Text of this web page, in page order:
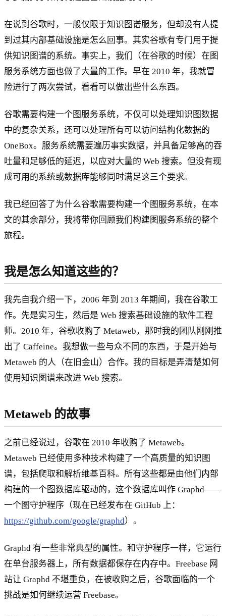
在说到谷歌时，一般仅限于知识图谱服务，但却没有人提
到过其内部基础设施是怎么回事。其实谷歌有专门用于提
供知识图谱的系统。事实上，我们（在谷歌的时候）在图
服务系统方面也做了大量的工作。早在 2010 年，我就冒
险进行了两次尝试，看看可以做出些什么东西。
谷歌需要构建一个图服务系统，不仅可以处理知识图数据
中的复杂关系，还可以处理所有可以访问结构化数据的
OneBox。服务系统需要遍历事实数据，并具备足够高的吞
吐量和足够低的延迟，以应对大量的 Web 搜索。但没有现
成可用的系统或数据库能够同时满足这三个要求。
我已经回答了为什么谷歌需要构建一个图服务系统，在本
文的其余部分，我将带你回顾我们构建图服务系统的整个
旅程。
我是怎么知道这些的？
我先自我介绍一下，2006 年到 2013 年期间，我在谷歌工
作。先是实习生，然后是 Web 搜索基础设施的软件工程
师。2010 年，谷歌收购了 Metaweb，那时我的团队刚刚推
出了 Caffeine。我想做一些与众不同的东西，于是开始与
Metaweb 的人（在旧金山）合作。我的目标是弄清楚如何
使用知识图谱来改进 Web 搜索。
Metaweb 的故事
之前已经说过，谷歌在 2010 年收购了 Metaweb。
Metaweb 已经使用多种技术构建了一个高质量的知识图
谱，包括爬取和解析维基百科。所有这些都是由他们内部
构建的一个图数据库驱动的，这个数据库叫作 Graphd——
一个图守护程序（现在已经发布在 GitHub 上：
https://github.com/google/graphd）。
Graphd 有一些非常典型的属性。和守护程序一样，它运行
在单台服务器上，所有数据都保存在内存中。Freebase 网
站让 Graphd 不堪重负，在被收购之后，谷歌面临的一个
挑战是如何继续运营 Freebase。